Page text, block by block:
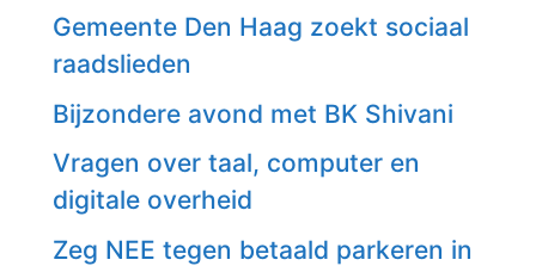
Gemeente Den Haag zoekt sociaal
raadslieden
Bijzondere avond met BK Shivani
Vragen over taal, computer en
digitale overheid
Zeg NEE tegen betaald parkeren in